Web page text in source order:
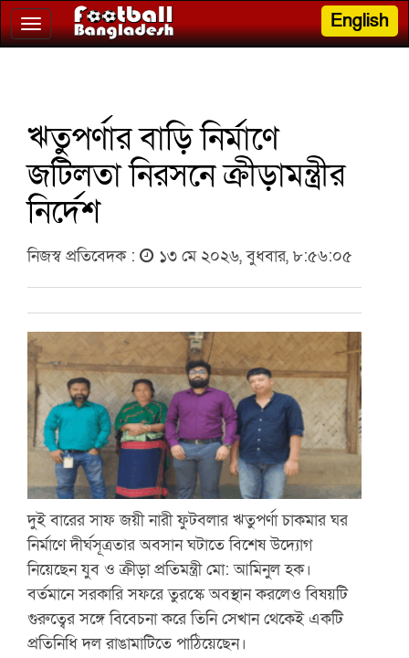
Toggle
navigation
English
ঋতুপর্ণার বাড়ি নির্মাণে
জটিলতা নিরসনে ক্রীড়ামন্ত্রীর
নির্দেশ
নিজস্ব প্রতিবেদক : ১৩ মে ২০২৬, বুধবার, ৮:৫৬:০৫
দুই বারের সাফ জয়ী নারী ফুটবলার ঋতুপর্ণা চাকমার ঘর
নির্মাণে দীর্ঘসূত্রতার অবসান ঘটাতে বিশেষ উদ্যোগ
নিয়েছেন যুব ও ক্রীড়া প্রতিমন্ত্রী মো: আমিনুল হক।
বর্তমানে সরকারি সফরে তুরস্কে অবস্থান করলেও বিষয়টি
গুরুত্বের সঙ্গে বিবেচনা করে তিনি সেখান থেকেই একটি
প্রতিনিধি দল রাঙামাটিতে পাঠিয়েছেন।